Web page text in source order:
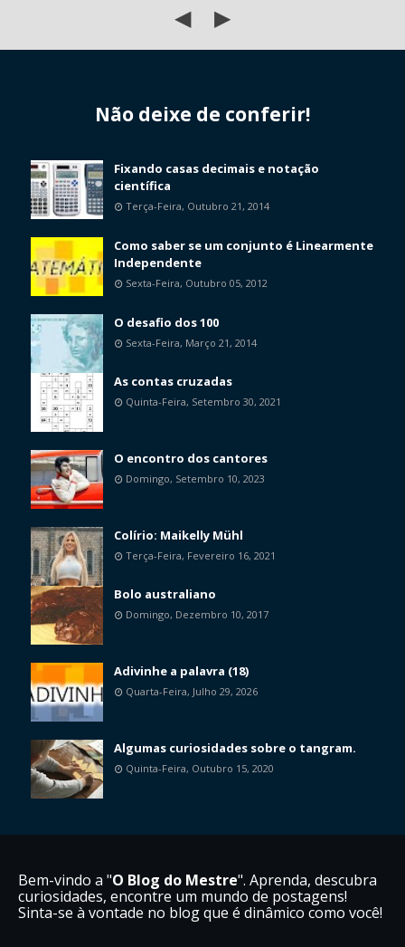
◀ ▶
Não deixe de conferir!
Fixando casas decimais e notação
científica
Terça-Feira, Outubro 21, 2014
Como saber se um conjunto é Linearmente
Independente
Sexta-Feira, Outubro 05, 2012
O desafio dos 100
Sexta-Feira, Março 21, 2014
As contas cruzadas
Quinta-Feira, Setembro 30, 2021
O encontro dos cantores
Domingo, Setembro 10, 2023
Colírio: Maikelly Mühl
Terça-Feira, Fevereiro 16, 2021
Bolo australiano
Domingo, Dezembro 10, 2017
Adivinhe a palavra (18)
Quarta-Feira, Julho 29, 2026
Algumas curiosidades sobre o tangram.
Quinta-Feira, Outubro 15, 2020
Bem-vindo a "O Blog do Mestre". Aprenda, descubra
curiosidades, encontre um mundo de postagens!
Sinta-se à vontade no blog que é dinâmico como você!